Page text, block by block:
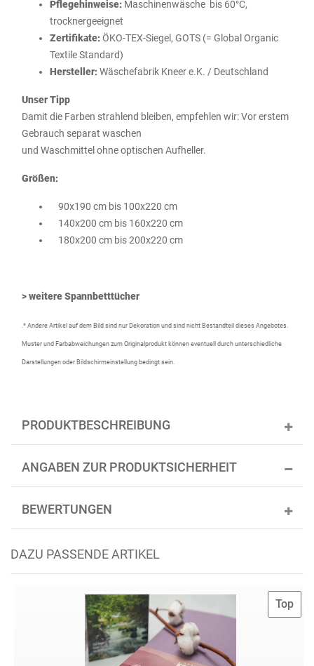
Pflegehinweise: Maschinenwäsche bis 60°C,
trocknergeeignet
Zertifikate:ÖKO-TEX-Siegel, GOTS (= Global Organic
Textile Standard)
Hersteller:Wäschefabrik Kneer e.K. / Deutschland
Unser Tipp
Damit die Farben strahlend bleiben, empfehlen wir: Vor erstem
Gebrauch separat waschen
und Waschmittel ohne optischen Aufheller.
Größen:
90x190 cm bis 100x220 cm
140x200 cm bis 160x220 cm
180x200 cm bis 200x220 cm
> weitere Spannbetttücher
.* Andere Artikel auf dem Bild sind nur Dekoration und sind nicht Bestandteil dieses Angebotes.
Muster und Farbabweichungen zum Originalprodukt können eventuell durch unterschiedliche
Darstellungen oder Bildschirmeinstellung bedingt sein.
PRODUKTBESCHREIBUNG
ANGABEN ZUR PRODUKTSICHERHEIT
BEWERTUNGEN
DAZU PASSENDE ARTIKEL
Top